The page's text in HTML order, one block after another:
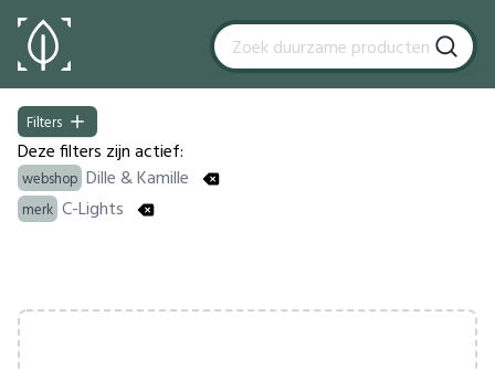
Filters
Filters
Deze filters zijn actief:
webshop Dille & Kamille
merk C-Lights